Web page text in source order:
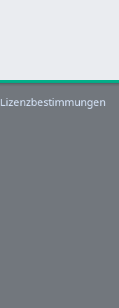
Lizenzbestimmungen